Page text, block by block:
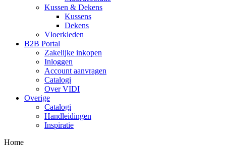
Kussen & Dekens
Kussens
Dekens
Vloerkleden
B2B Portal
Zakelijke inkopen
Inloggen
Account aanvragen
Catalogi
Over VIDI
Overige
Catalogi
Handleidingen
Inspiratie
Home